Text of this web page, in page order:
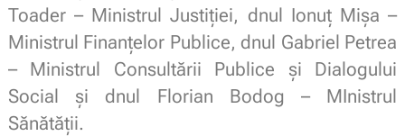
Toader – Ministrul Justiției, dnul Ionuț Mișa –
Ministrul Finanțelor Publice, dnul Gabriel Petrea
– Ministrul Consultării Publice și Dialogului
Social și dnul Florian Bodog – MInistrul
Sănătății.